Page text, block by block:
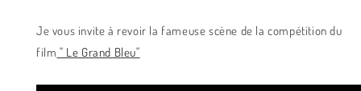
Je vous invite à revoir la fameuse scène de la compétition du
film " Le Grand Bleu"